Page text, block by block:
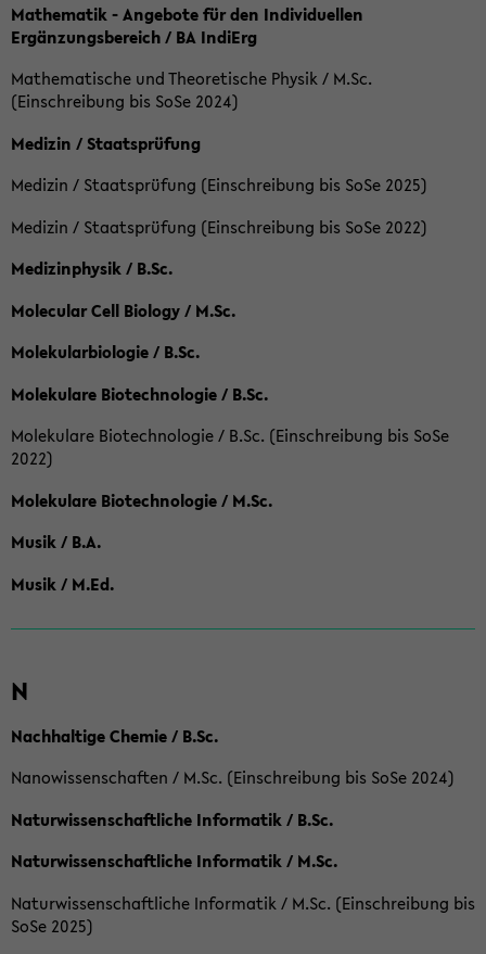
Mathematik - Angebote für den Individuellen
Ergänzungsbereich / BA IndiErg
Mathematische und Theoretische Physik / M.Sc.
(Einschreibung bis SoSe 2024)
Medizin / Staatsprüfung
Medizin / Staatsprüfung (Einschreibung bis SoSe 2025)
Medizin / Staatsprüfung (Einschreibung bis SoSe 2022)
Medizinphysik / B.Sc.
Molecular Cell Biology / M.Sc.
Molekularbiologie / B.Sc.
Molekulare Biotechnologie / B.Sc.
Molekulare Biotechnologie / B.Sc. (Einschreibung bis SoSe
2022)
Molekulare Biotechnologie / M.Sc.
Musik / B.A.
Musik / M.Ed.
N
Nachhaltige Chemie / B.Sc.
Nanowissenschaften / M.Sc. (Einschreibung bis SoSe 2024)
Naturwissenschaftliche Informatik / B.Sc.
Naturwissenschaftliche Informatik / M.Sc.
Naturwissenschaftliche Informatik / M.Sc. (Einschreibung bis
SoSe 2025)